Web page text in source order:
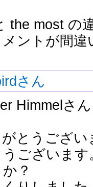
the most の
メントが間
さん
Himmelさん
とうござい
ございま
？